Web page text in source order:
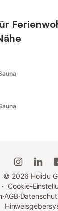
© 2026 Holidu
· Cookie-
·AGB·